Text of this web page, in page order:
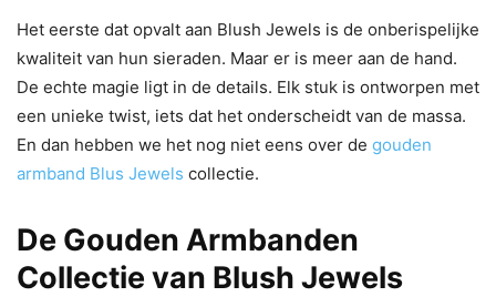
Het eerste dat opvalt aan Blush Jewels is de onberispelijke
kwaliteit van hun sieraden. Maar er is meer aan de hand.
De echte magie ligt in de details. Elk stuk is ontworpen met
een unieke twist, iets dat het onderscheidt van de massa.
En dan hebben we het nog niet eens over de gouden
armband Blus Jewels collectie.
De Gouden Armbanden
Collectie van Blush Jewels